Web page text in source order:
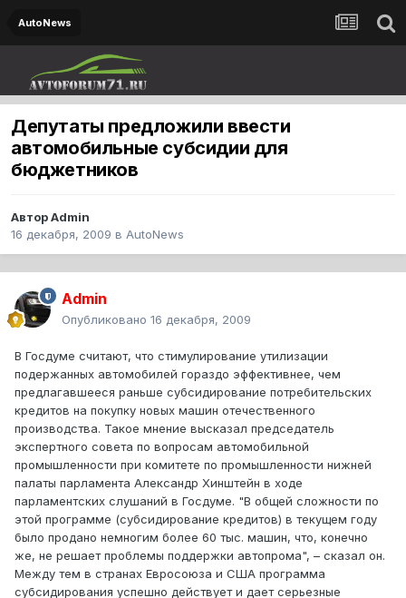
AutoNews
Депутаты предложили ввести
автомобильные субсидии для
бюджетников
АвторAdmin
16 декабря, 2009 в AutoNews
Admin
Опубликовано 16 декабря, 2009
В Госдуме считают, что стимулирование утилизации
подержанных автомобилей гораздо эффективнее, чем
предлагавшееся раньше субсидирование потребительских
кредитов на покупку новых машин отечественного
производства. Такое мнение высказал председатель
экспертного совета по вопросам автомобильной
промышленности при комитете по промышленности нижней
палаты парламента Александр Хинштейн в ходе
парламентских слушаний в Госдуме. "В общей сложности по
этой программе (субсидирование кредитов) в текущем году
было продано немногим более 60 тыс. машин, что, конечно
же, не решает проблемы поддержки автопрома", – сказал он.
Между тем в странах Евросоюза и США программа
субсидирования успешно действует и дает серьезные